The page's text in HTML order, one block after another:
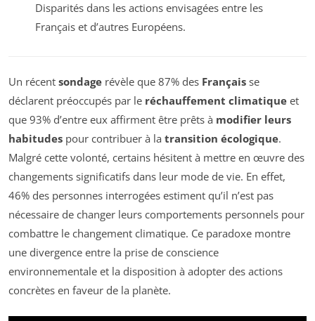
Disparités dans les actions envisagées entre les
Français et d’autres Européens.
Un récent sondage révèle que 87% des Français se
déclarent préoccupés par le réchauffement climatique et
que 93% d’entre eux affirment être prêts à modifier leurs
habitudes pour contribuer à la transition écologique.
Malgré cette volonté, certains hésitent à mettre en œuvre des
changements significatifs dans leur mode de vie. En effet,
46% des personnes interrogées estiment qu’il n’est pas
nécessaire de changer leurs comportements personnels pour
combattre le changement climatique. Ce paradoxe montre
une divergence entre la prise de conscience
environnementale et la disposition à adopter des actions
concrètes en faveur de la planète.